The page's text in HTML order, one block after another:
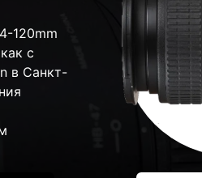
120mm
с
в Санкт-